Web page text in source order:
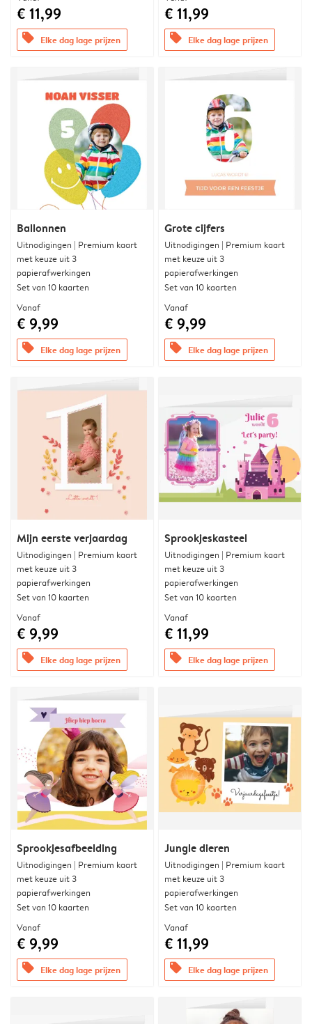
€ 11,99
offers Elke dag lage prijzen
€ 11,99
offers Elke dag lage prijzen
Ballonnen
Uitnodigingen | Premium kaart
met keuze uit 3
papierafwerkingen
Set van 10 kaarten
Vanaf
€ 9,99
offers Elke dag lage prijzen
Grote cijfers
Uitnodigingen | Premium kaart
met keuze uit 3
papierafwerkingen
Set van 10 kaarten
Vanaf
€ 9,99
offers Elke dag lage prijzen
Mijn eerste verjaardag
Uitnodigingen | Premium kaart
met keuze uit 3
papierafwerkingen
Set van 10 kaarten
Vanaf
€ 9,99
offers Elke dag lage prijzen
Sprookjeskasteel
Uitnodigingen | Premium kaart
met keuze uit 3
papierafwerkingen
Set van 10 kaarten
Vanaf
€ 11,99
offers Elke dag lage prijzen
Sprookjesafbeelding
Uitnodigingen | Premium kaart
met keuze uit 3
papierafwerkingen
Set van 10 kaarten
Vanaf
€ 9,99
offers Elke dag lage prijzen
Jungle dieren
Uitnodigingen | Premium kaart
met keuze uit 3
papierafwerkingen
Set van 10 kaarten
Vanaf
€ 11,99
offers Elke dag lage prijzen